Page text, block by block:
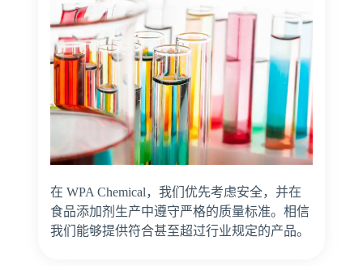
在 WPA Chemical，我们优先考虑安全，并在
食品添加剂生产中遵守严格的质量标准。相信
我们能够提供符合甚至超过行业规定的产品。